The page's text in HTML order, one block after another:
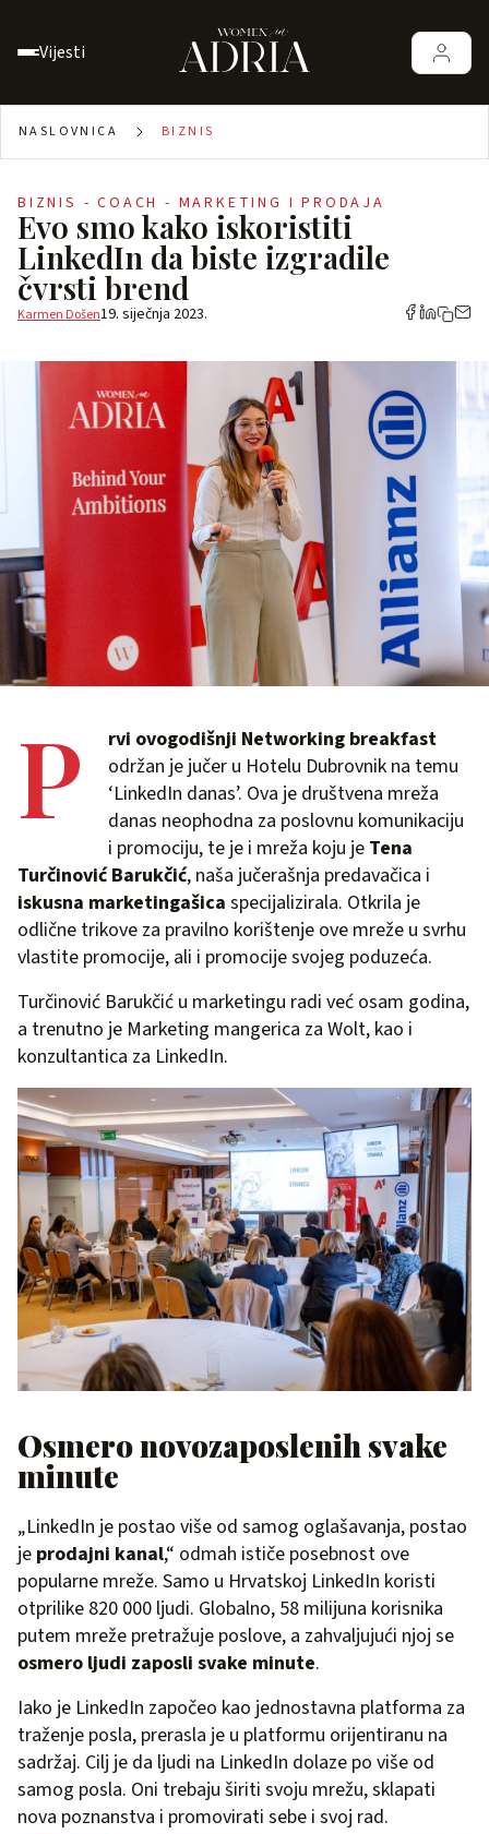
Vijesti
NASLOVNICA BIZNIS
BIZNIS - COACH - MARKETING I PRODAJA
Evo smo kako iskoristiti
LinkedIn da biste izgradile
čvrsti brend
Karmen Došen19. siječnja 2023.
P
rvi ovogodišnji Networking breakfast
održan je jučer u Hotelu Dubrovnik na temu
‘LinkedIn danas’. Ova je društvena mreža
danas neophodna za poslovnu komunikaciju
i promociju, te je i mreža koju je Tena
Turčinović Barukčić, naša jučerašnja predavačica i
iskusna marketingašica specijalizirala. Otkrila je
odlične trikove za pravilno korištenje ove mreže u svrhu
vlastite promocije, ali i promocije svojeg poduzeća.
Turčinović Barukčić u marketingu radi već osam godina,
a trenutno je Marketing mangerica za Wolt, kao i
konzultantica za LinkedIn.
Osmero novozaposlenih svake
minute
„LinkedIn je postao više od samog oglašavanja, postao
je prodajni kanal,“ odmah ističe posebnost ove
popularne mreže. Samo u Hrvatskoj LinkedIn koristi
otprilike 820 000 ljudi. Globalno, 58 milijuna korisnika
putem mreže pretražuje poslove, a zahvaljujući njoj se
osmero ljudi zaposli svake minute.
Iako je LinkedIn započeo kao jednostavna platforma za
traženje posla, prerasla je u platformu orijentiranu na
sadržaj. Cilj je da ljudi na LinkedIn dolaze po više od
samog posla. Oni trebaju širiti svoju mrežu, sklapati
nova poznanstva i promovirati sebe i svoj rad.